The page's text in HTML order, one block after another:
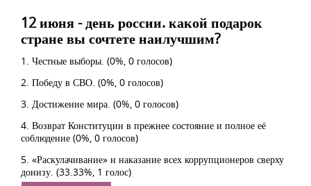
12 июня - день россии. какой подарок
стране вы сочтете наилучшим?
1. Честные выборы. (0%, 0 голосов)
2. Победу в СВО. (0%, 0 голосов)
3. Достижение мира. (0%, 0 голосов)
4. Возврат Конституции в прежнее состояние и полное её
соблюдение (0%, 0 голосов)
5. «Раскулачивание» и наказание всех коррупционеров сверху
донизу. (33.33%, 1 голос)